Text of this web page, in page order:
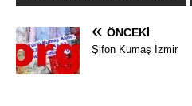
ÖNCEKI
Şifon Kumaş İzmir